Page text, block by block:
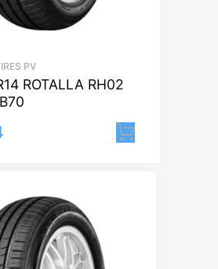
PV
ROTALLA RH02